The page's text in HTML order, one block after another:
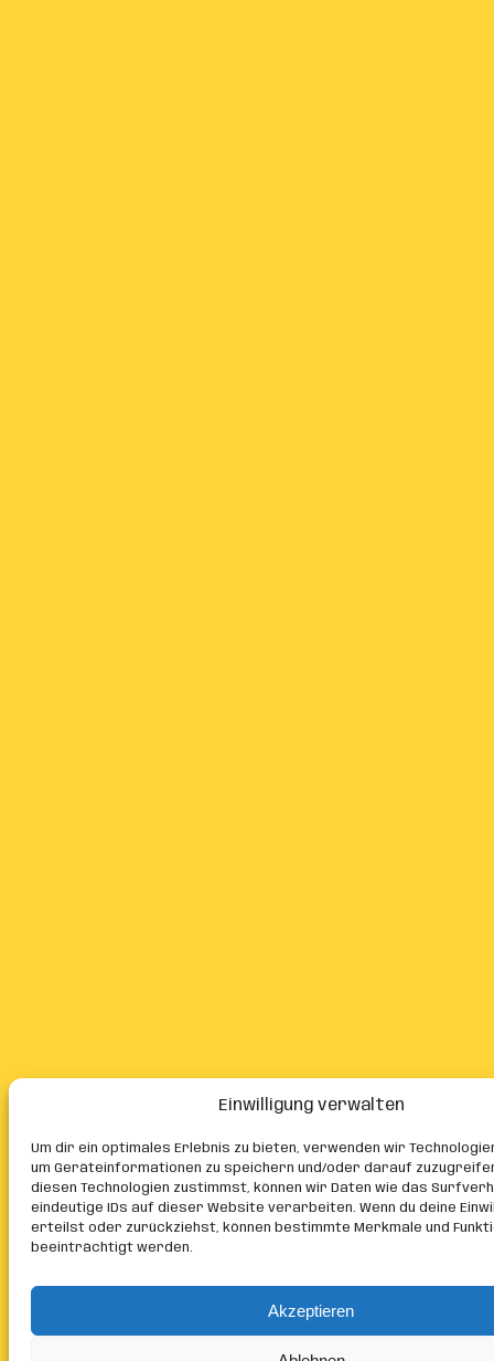
Einwilligung verwalten
Um dir ein optimales Erlebnis zu bieten, verwenden wir
um Geräteinformationen zu speichern und/oder darauf
diesen Technologien zustimmst, können wir Daten wie das
eindeutige IDs auf dieser Website verarbeiten. Wenn du deine
erteilst oder zurückziehst, können bestimmte Merkmale und
beeinträchtigt werden.
Akzeptieren